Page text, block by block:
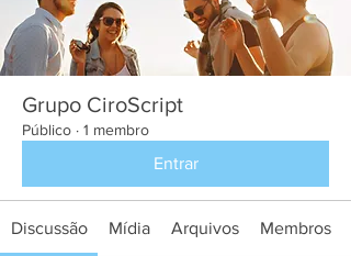
Grupo CiroScript
Público · 1 membro
Entrar
Discussão Mídia Arquivos Membros